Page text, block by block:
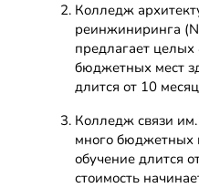
Колледж
реинжиниринга
предлагает
бюджетных мест
длится от 10
Колледж связи
много бюджетных
обучение длится
стоимость